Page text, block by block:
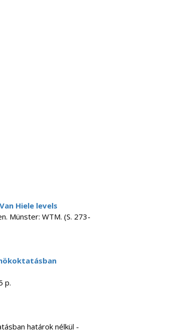
Hiele levels
Münster: WTM. (S. 273-
p.
határok nélkül -